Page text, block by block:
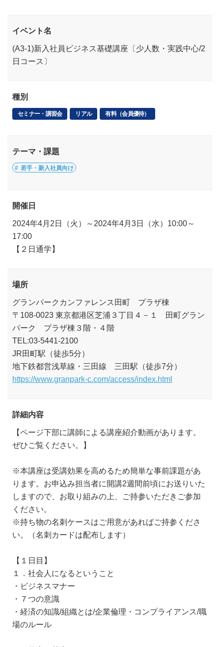
イベント名
(A3-1)新入社員ビジネス基礎講座〔少人数・実践中心/2
日コース〕
種別
セミナー・講習会 リアル 有料（会員優待）
テーマ・課題
若手・新入社員向け
開催日
2024年4月2日（火）～2024年4月3日（水）10:00～
17:00
【２日通学】
場所
グランパークカンファレンス田町 プラザ棟
〒108-0023 東京都港区芝浦３丁目４－１ 田町グラン
パーク プラザ棟３階・４階
TEL:03-5441-2100
JR田町駅（徒歩5分）
地下鉄都営浅草線・三田線 三田駅（徒歩7分）
https://www.granpark-c.com/access/index.html
詳細内容
【ページ下部に講師による講座紹介動画があります。
ぜひご覧ください。】
※本講座は受講効果を高めるため簡単な事前課題があ
ります。お申込み担当者に開講2週間前頃にお送りいた
しますので、お取り組みの上、ご持参いただきご参加
ください。
※持ち物の名刺ケースはご用意があればご持参くださ
い。（名刺カードは配布します）
【１日目】
１．社会人になるということ
・ビジネスマナー
・７つの意識
・経済の知識/組織とは/企業倫理・コンプライアンス/職
場のルール